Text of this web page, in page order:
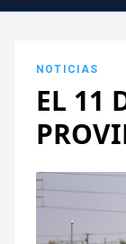
NOTICIAS
EL 11